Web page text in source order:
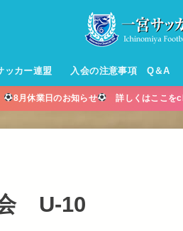
小学生】
小学生】
中学生】
子】
【中学生
中・年
ッカー連盟 入会の注意事項 Q＆A
8月休業日のお知らせ 詳しくはここ
U-10